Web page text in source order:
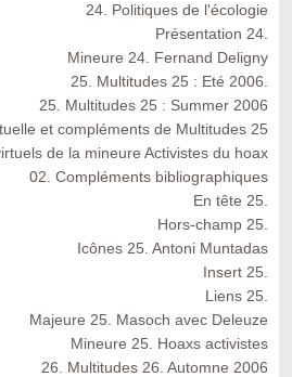
24. Politiques de l'écologie
Présentation 24.
Mineure 24. Fernand Deligny
25. Multitudes 25 : Eté 2006.
25. Multitudes 25 : Summer 2006
et compléments de Multitudes 25
de la mineure Activistes du hoax
02. Compléments bibliographiques
En tête 25.
Hors-champ 25.
Icônes 25. Antoni Muntadas
Insert 25.
Liens 25.
Majeure 25. Masoch avec Deleuze
Mineure 25. Hoaxs activistes
26. Multitudes 26. Automne 2006